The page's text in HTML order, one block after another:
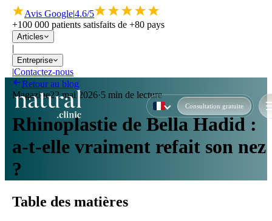
Avis Google|4.6/5
+100 000 patients satisfaits de +80 pays
Articles
|
Entreprise
|Contactez-nous
Consultation gratuite
Retour au blog
Magazine22 mai 2026·5 min de lecture
Rhinoplastie de Bella Hadid :
a-t-elle vraiment refait son nez
?
Table des matières